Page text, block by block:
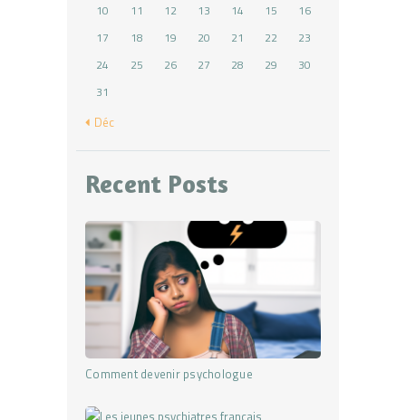
10
11 12 13 14 15
16
17
18 19 20 21 22
23
24
25 26 27 28 29
30
31
« Déc
Recent Posts
Comment devenir psychologue